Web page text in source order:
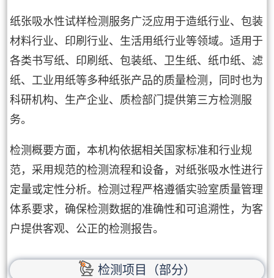
纸张吸水性试样检测服务广泛应用于造纸行业、包装
材料行业、印刷行业、生活用纸行业等领域。适用于
各类书写纸、印刷纸、包装纸、卫生纸、纸巾纸、滤
纸、工业用纸等多种纸张产品的质量检测，同时也为
科研机构、生产企业、质检部门提供第三方检测服
务。
检测概要方面，本机构依据相关国家标准和行业规
范，采用规范的检测流程和设备，对纸张吸水性进行
定量或定性分析。检测过程严格遵循实验室质量管理
体系要求，确保检测数据的准确性和可追溯性，为客
户提供客观、公正的检测报告。
检测项目（部分）